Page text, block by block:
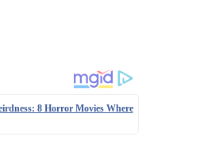
8 Horror Movies Where